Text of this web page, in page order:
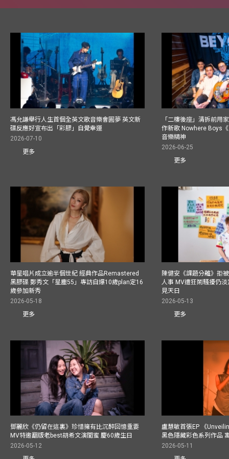
馮允謙舉行人生首個全英文歌音樂會圓夢 英文新
碟反應好宣布出「彩膠」自覺幸運
2026-07-10
更多
「二樓後座」清拆前用
作新歌 Nowhere Boys
音樂精神
2026-06-25
更多
華星唱片成立逾半個世紀 經典作品Remastered
黑膠碟 鄭秀文「星塵55」專訪自爆10歲plan定16
歲參加新秀
2026-05-18
更多
陳健安《課題分離》拒
人事 MV遭狂鬧騷擾仍
見天日
2026-05-13
更多
鄧麗欣《仍留在這裏》珍惜擁有比沉醉回憶重要
MV特邀翻版老best胡希文演閨蜜 慶60歲生日
2026-05-12
盧慧敏首張EP 《
黑色隱藏彩色系列作品
2026-05-11